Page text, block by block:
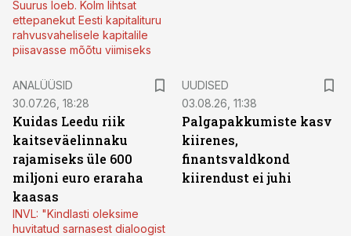
Suurus loeb. Kolm lihtsat
ettepanekut Eesti kapitalituru
rahvusvahelisele kapitalile
piisavasse mõõtu viimiseks
ANALÜÜSID
30.07.26, 18:28
Kuidas Leedu riik
kaitseväelinnaku
rajamiseks üle 600
miljoni euro eraraha
kaasas
INVL: "Kindlasti oleksime
huvitatud sarnasest dialoogist
UUDISED
03.08.26, 11:38
Palgapakkumiste kasv
kiirenes,
finantsvaldkond
kiirendust ei juhi